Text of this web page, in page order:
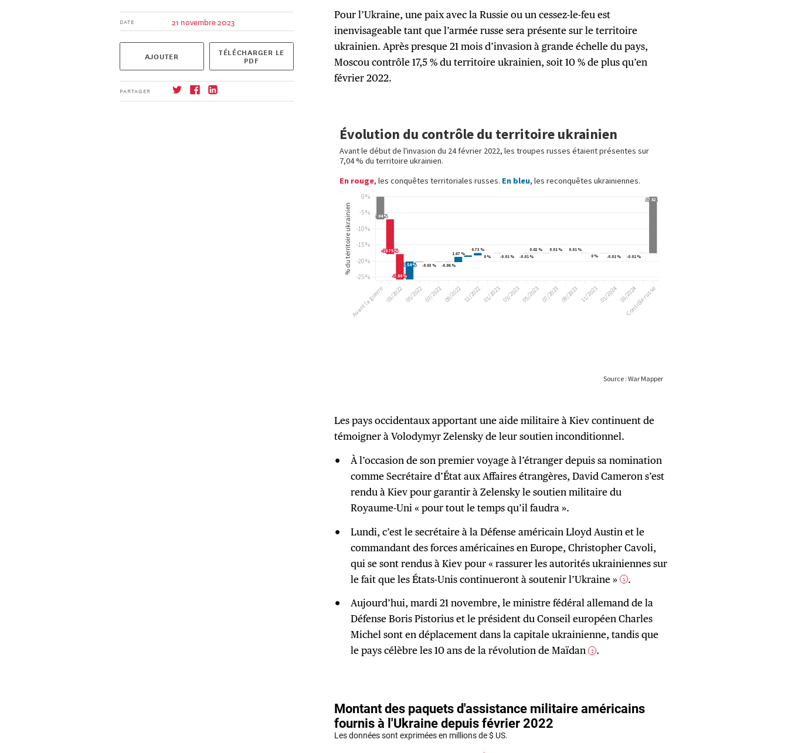
DATE 21 novembre 2023
AJOUTER TÉLÉCHARGER LE
PDF
PARTAGER
Pour l’Ukraine, une paix avec la Russie ou un cessez-le-feu est
inenvisageable tant que l’armée russe sera présente sur le territoire
ukrainien. Après presque 21 mois d’invasion à grande échelle du pays,
Moscou contrôle 17,5 % du territoire ukrainien, soit 10 % de plus qu’en
février 2022.
Les pays occidentaux apportant une aide militaire à Kiev continuent de
témoigner à Volodymyr Zelensky de leur soutien inconditionnel.
À l’occasion de son premier voyage à l’étranger depuis sa nomination
comme Secrétaire d’État aux Affaires étrangères, David Cameron s’est
rendu à Kiev pour garantir à Zelensky le soutien militaire du
Royaume-Uni « pour tout le temps qu’il faudra ».
Lundi, c’est le secrétaire à la Défense américain Lloyd Austin et le
commandant des forces américaines en Europe, Christopher Cavoli,
qui se sont rendus à Kiev pour « rassurer les autorités ukrainiennes sur
le fait que les États-Unis continueront à soutenir l’Ukraine » 1 .
Aujourd’hui, mardi 21 novembre, le ministre fédéral allemand de la
Défense Boris Pistorius et le président du Conseil européen Charles
Michel sont en déplacement dans la capitale ukrainienne, tandis que
le pays célèbre les 10 ans de la révolution de Maïdan 2 .